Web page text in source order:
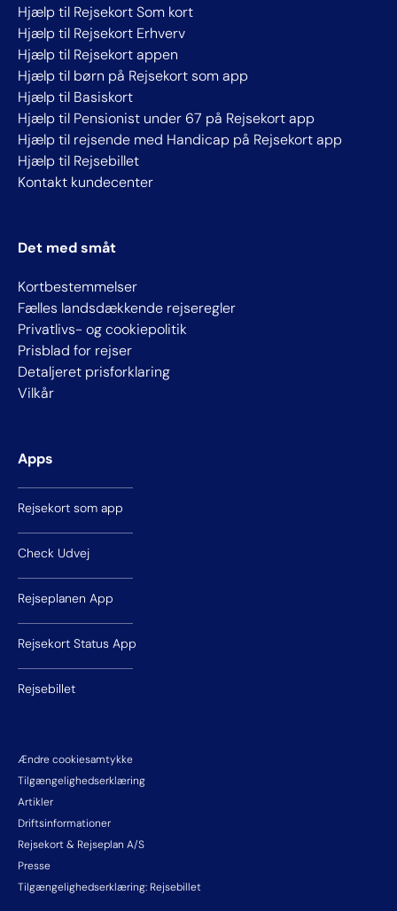
Hjælp til Rejsekort Som kort
Hjælp til Rejsekort Erhverv
Hjælp til Rejsekort appen
Hjælp til børn på Rejsekort som app
Hjælp til Basiskort
Hjælp til Pensionist under 67 på Rejsekort app
Hjælp til rejsende med Handicap på Rejsekort app
Hjælp til Rejsebillet
Kontakt kundecenter
Det med småt
Kortbestemmelser
Fælles landsdækkende rejseregler
Privatlivs- og cookiepolitik
Prisblad for rejser
Detaljeret prisforklaring
Vilkår
Apps
Rejsekort som app
Check Udvej
Rejseplanen App
Rejsekort Status App
Rejsebillet
Ændre cookiesamtykke
Tilgængelighedserklæring
Artikler
Driftsinformationer
Rejsekort & Rejseplan A/S
Presse
Tilgængelighedserklæring: Rejsebillet